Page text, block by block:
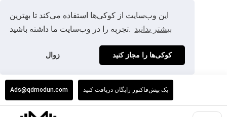
این وب‌سایت از کوکی‌ها استفاده می‌کند تا بهترین
تجربه را در وب‌سایت ما داشته باشید. بیشتر بدانید
زوال کوکی‌ها را مجاز کنید
Ads@qdmodun.com یک پیش‌فاکتور رایگان دریافت کنید